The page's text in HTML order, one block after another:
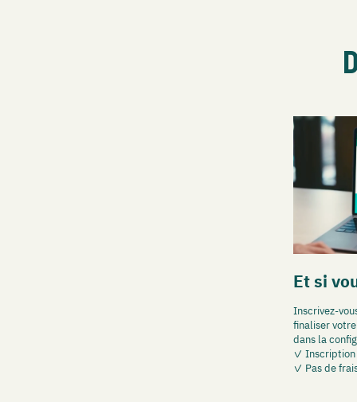
Et si
Inscrivez-
finaliser
dans la
✓
✓ Pas de